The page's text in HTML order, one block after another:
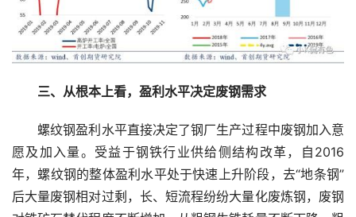
三、从根本上看，盈利水平决定废钢需求
螺纹钢盈利水平直接决定了钢厂生产过程中废钢加入意
愿及加入量。受益于钢铁行业供给侧结构改革，自2016
年，螺纹钢的整体盈利水平处于快速上升阶段，去“地条钢”
后大量废钢相对过剩，长、短流程纷纷大量化废炼钢，废钢